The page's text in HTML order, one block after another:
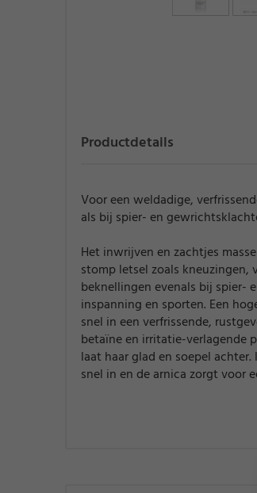
Productdetails
Voor een weldadige,
als bij spier- en
Het inwrijven en zachtjes
stomp letsel zoals
beknellingen evenals bij spier-
inspanning en sporten. Een
snel in een verfrissende,
betaïne en irritatie-verlagende
laat haar glad en soepel
snel in en de arnica zorgt voor